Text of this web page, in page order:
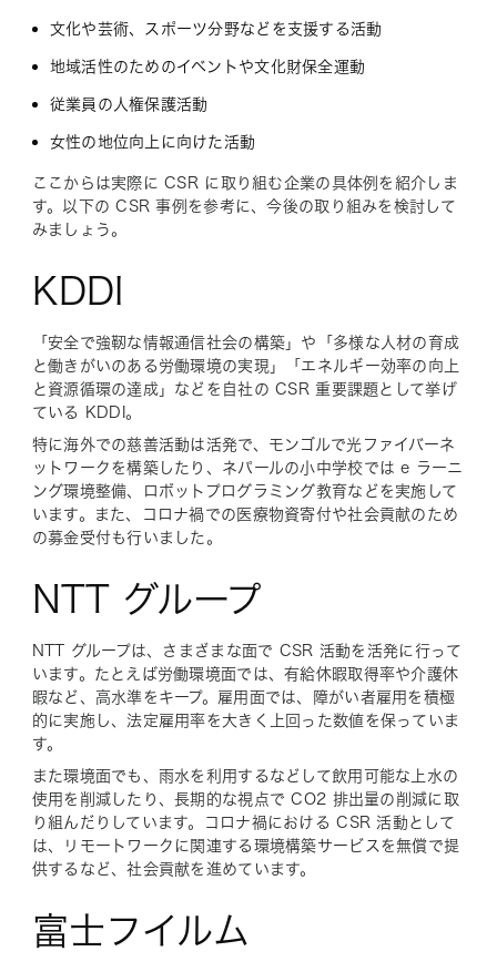
文化や芸術、スポーツ分野などを支援する活動
地域活性のためのイベントや文化財保全運動
従業員の人権保護活動
女性の地位向上に向けた活動
ここからは実際に CSR に取り組む企業の具体例を紹介しま
す。以下の CSR 事例を参考に、今後の取り組みを検討して
みましょう。
KDDI
「安全で強靭な情報通信社会の構築」や「多様な人材の育成
と働きがいのある労働環境の実現」「エネルギー効率の向上
と資源循環の達成」などを自社の CSR 重要課題として挙げ
ている KDDI。
特に海外での慈善活動は活発で、モンゴルで光ファイバーネ
ットワークを構築したり、ネパールの小中学校では e ラーニ
ング環境整備、ロボットプログラミング教育などを実施して
います。また、コロナ禍での医療物資寄付や社会貢献のため
の募金受付も行いました。
NTT グループ
NTT グループは、さまざまな面で CSR 活動を活発に行って
います。たとえば労働環境面では、有給休暇取得率や介護休
暇など、高水準をキープ。雇用面では、障がい者雇用を積極
的に実施し、法定雇用率を大きく上回った数値を保っていま
す。
また環境面でも、雨水を利用するなどして飲用可能な上水の
使用を削減したり、長期的な視点で CO2 排出量の削減に取
り組んだりしています。コロナ禍における CSR 活動として
は、リモートワークに関連する環境構築サービスを無償で提
供するなど、社会貢献を進めています。
富士フイルム